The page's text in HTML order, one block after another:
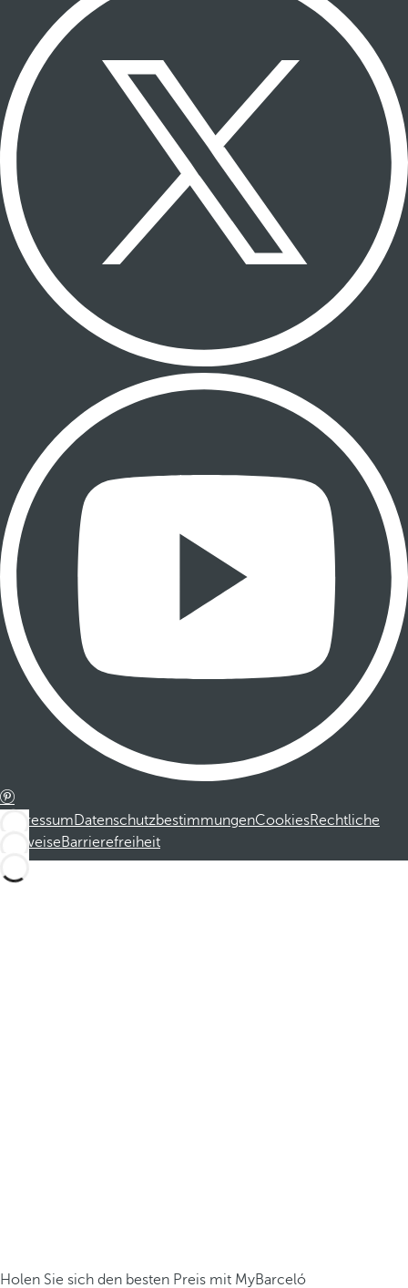
ImpressumDatenschutzbestimmungenCookiesRechtliche
HinweiseBarrierefreiheit
Holen Sie sich den besten Preis mit MyBarceló